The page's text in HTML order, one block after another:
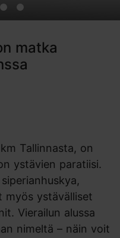
matka
Tallinnasta, on
ystävien paratiisi.
myös ystävälliset
Vierailun alussa
nimeltä – näin voit